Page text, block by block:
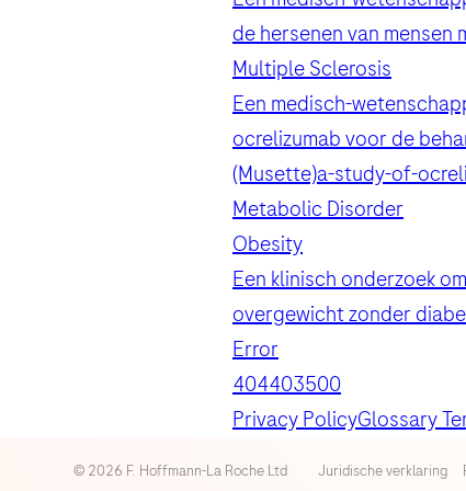
de hersenen van mensen
Multiple Sclerosis
Een medisch-
ocrelizumab voor de
(Musette)a-study-of-
Metabolic Disorder
Obesity
Een klinisch onderzoek
overgewicht zonder
Error
404403500
Privacy PolicyGlossary
© 2026 F. Hoffmann-La Roche Ltd Juridische verklaring
Hoe wilt u dat we contact
Roche zal een register bewaren
uw vraag, om vervolg te geven
Door te klikken op “Accepteren
voor de verwerking van uw
gedetailleerde informatie geeft
Ook bent u zich ervan bewust
gegevens in overeenstemming